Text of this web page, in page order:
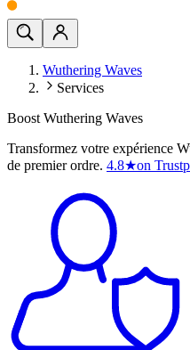
Wuthering Waves
Services
Boost Wuthering Waves
Transformez votre expérience
de premier ordre. 4.8★on